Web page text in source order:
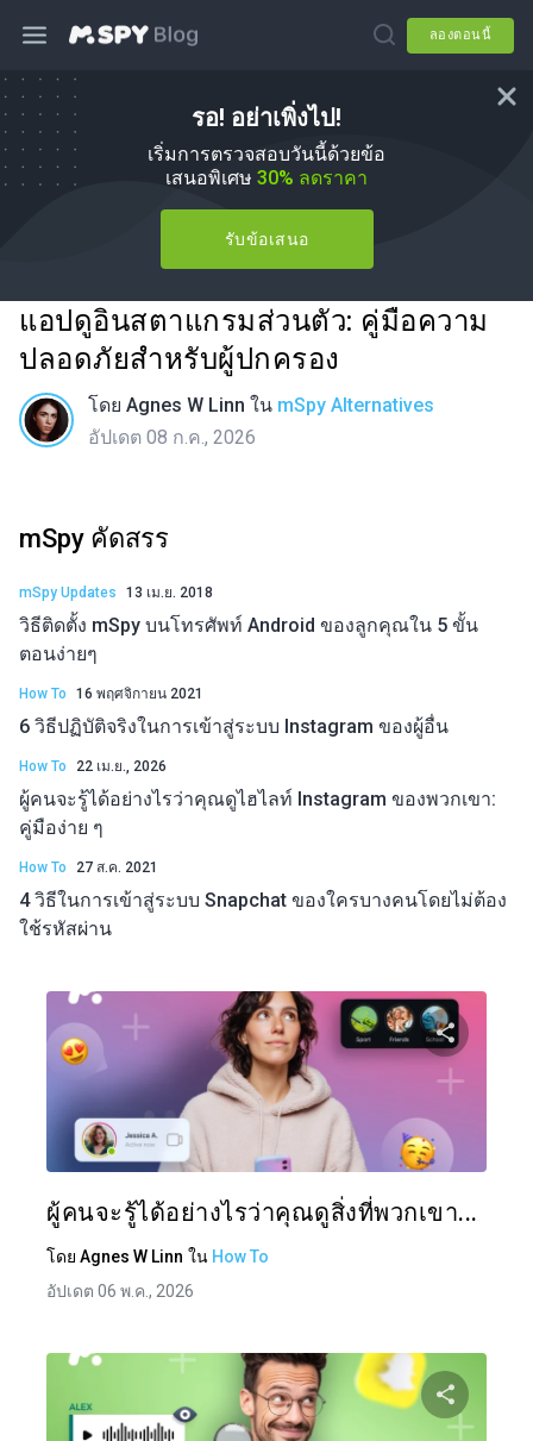
ลองตอนนี้
รอ! อย่าเพิ่งไป!
เริ่มการตรวจสอบวันนี้ด้วยข้อ
เสนอพิเศษ 30% ลดราคา
รับข้อเสนอ
แอปดูอินสตาแกรมส่วนตัว: คู่มือความ
ปลอดภัยสำหรับผู้ปกครอง
โดย Agnes W Linn ใน mSpy Alternatives
อัปเดต 08 ก.ค., 2026
mSpy คัดสรร
mSpy Updates 13 เม.ย. 2018
วิธีติดตั้ง mSpy บนโทรศัพท์ Android ของลูกคุณใน 5 ขั้น
ตอนง่ายๆ
How To 16 พฤศจิกายน 2021
6 วิธีปฏิบัติจริงในการเข้าสู่ระบบ Instagram ของผู้อื่น
How To 22 เม.ย., 2026
ผู้คนจะรู้ได้อย่างไรว่าคุณดูไฮไลท์ Instagram ของพวกเขา:
คู่มือง่าย ๆ
How To 27 ส.ค. 2021
4 วิธีในการเข้าสู่ระบบ Snapchat ของใครบางคนโดยไม่ต้อง
ใช้รหัสผ่าน
แบ่งปั
ผู้คนจะรู้ได้อย่างไรว่าคุณดูสิ่งที่พวกเขา...
โดย Agnes W Linn ใน How To
อัปเดต 06 พ.ค., 2026